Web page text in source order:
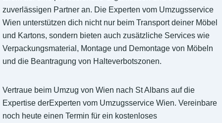
zuverlässigen Partner an. Die Experten vom Umzugsservice
Wien unterstützen dich nicht nur beim Transport deiner Möbel
und Kartons, sondern bieten auch zusätzliche Services wie
Verpackungsmaterial, Montage und Demontage von Möbeln
und die Beantragung von Halteverbotszonen.
Vertraue beim Umzug von Wien nach St Albans auf die
Expertise derExperten vom Umzugsservice Wien. Vereinbare
noch heute einen Termin für ein kostenloses